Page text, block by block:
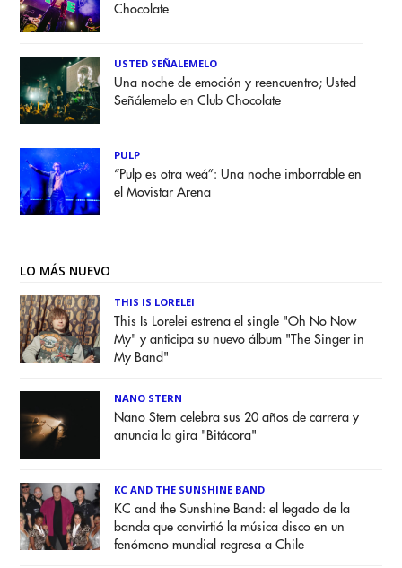
Chocolate
USTED SEÑALEMELO
Una noche de emoción y reencuentro; Usted
Señálemelo en Club Chocolate
PULP
“Pulp es otra weá”: Una noche imborrable en
el Movistar Arena
LO MÁS NUEVO
THIS IS LORELEI
This Is Lorelei estrena el single "Oh No Now
My" y anticipa su nuevo álbum "The Singer in
My Band"
NANO STERN
Nano Stern celebra sus 20 años de carrera y
anuncia la gira "Bitácora"
KC AND THE SUNSHINE BAND
KC and the Sunshine Band: el legado de la
banda que convirtió la música disco en un
fenómeno mundial regresa a Chile